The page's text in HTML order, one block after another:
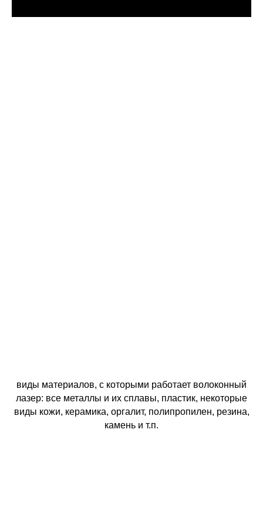
виды материалов, с которыми работает волоконный
лазер: все металлы и их сплавы, пластик, некоторые
виды кожи, керамика, оргалит, полипропилен, резина,
камень и т.п.